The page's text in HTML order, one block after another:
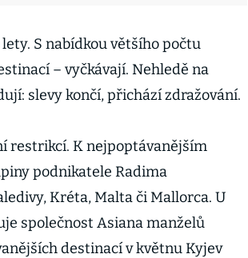
S nabídkou většího počtu
– vyčkávají. Nehledě na
slevy končí, přichází zdražování.
restrikcí. K nejpoptávanějším
podnikatele Radima
Kréta, Malta či Mallorca. U
společnost Asiana manželů
destinací v květnu Kyjev